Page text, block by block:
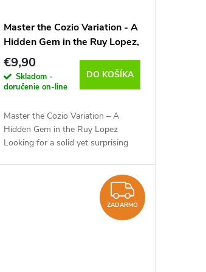
Master the Cozio Variation - A
Hidden Gem in the Ruy Lopez,
Andrew Martin - verzia na
stiahnutie (anglicky)
€9,90
Skladom -
doručenie on-line
DO KOŠÍKA
Master the Cozio Variation – A
Hidden Gem in the Ruy Lopez
Looking for a solid yet surprising
ZADARMO